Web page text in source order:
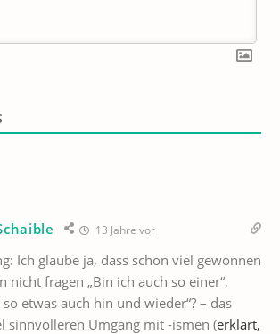
13 Jahre vor
Ich glaube ja, dass schon viel gewonnen
nicht fragen „Bin ich auch so einer“,
etwas auch hin und wieder“? – das
sinnvolleren Umgang mit -ismen (erklärt,